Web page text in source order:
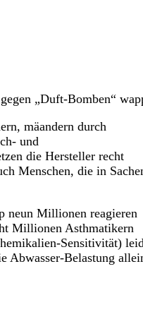
„Duft-Bomben“
mäandern durch
und
die Hersteller recht
Menschen, die in
neun Millionen reagieren
Millionen Asthmatikern
Sensitivität)
Abwasser-Belastung